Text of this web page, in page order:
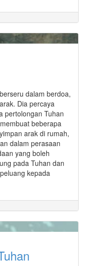
dalam berdoa,
Dia percaya
pertolongan Tuhan
beberapa
arak di rumah,
dalam perasaan
yang boleh
pada Tuhan dan
kepada